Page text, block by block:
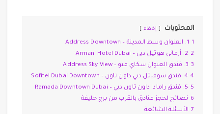
المحتويات إخفاء
1 1. العنوان وسط المدينة – Address Downtown
2 2. أرماني هوتيل دبي – Armani Hotel Dubai
3 3. فندق العنوان سكاي فيو – Address Sky View
4 4. فندق سوفيتل دبي داون تاون – Sofitel Dubai Downtown
5 5. فندق رامادا داون تاون دبي – Ramada Downtown Dubai
6 نصائح لحجز فنادق بالقرب من برج خليفة
7 الأسئلة الشائعة